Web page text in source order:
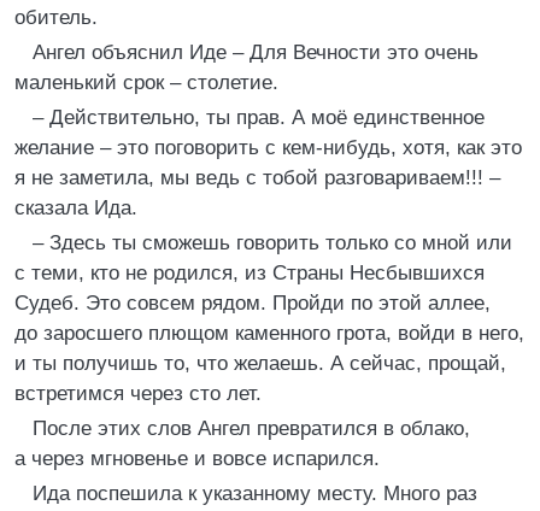
обитель.
Ангел объяснил Иде – Для Вечности это очень
маленький срок – столетие.
– Действительно, ты прав. А моё единственное
желание – это поговорить с кем-нибудь, хотя, как это
я не заметила, мы ведь с тобой разговариваем!!! –
сказала Ида.
– Здесь ты сможешь говорить только со мной или
с теми, кто не родился, из Страны Несбывшихся
Судеб. Это совсем рядом. Пройди по этой аллее,
до заросшего плющом каменного грота, войди в него,
и ты получишь то, что желаешь. А сейчас, прощай,
встретимся через сто лет.
После этих слов Ангел превратился в облако,
а через мгновенье и вовсе испарился.
Ида поспешила к указанному месту. Много раз